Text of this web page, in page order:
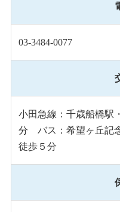
03-3484-0077
小田急線：千歳船橋駅
分 バス：希望ヶ丘記
徒歩５分